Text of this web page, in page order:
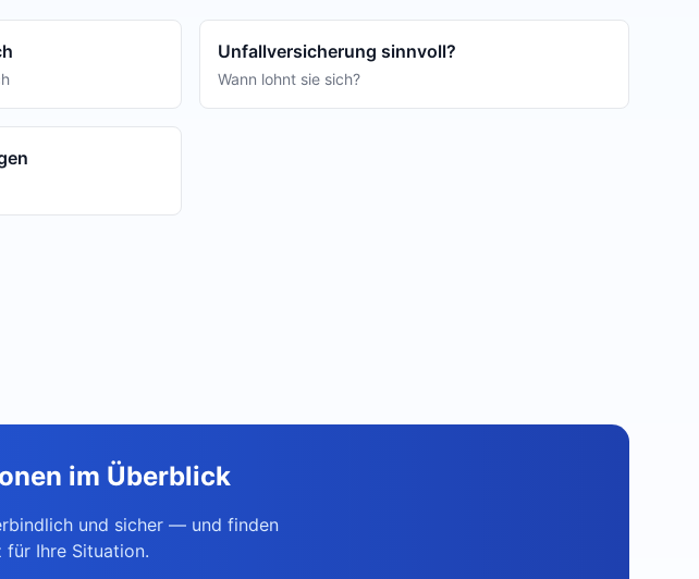
Unfallversicherung sinnvoll?
Wann lohnt sie sich?
im Überblick
und sicher — und finden
für Ihre Situation.